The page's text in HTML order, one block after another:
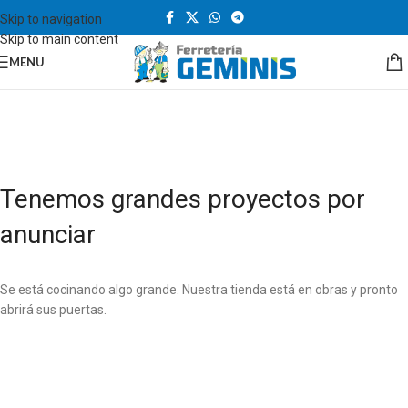
Skip to navigation
Skip to main content
MENU
Tenemos grandes proyectos por
anunciar
Se está cocinando algo grande. Nuestra tienda está en obras y pronto
abrirá sus puertas.